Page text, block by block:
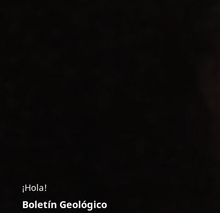
¡Hola!
Boletín Geológico